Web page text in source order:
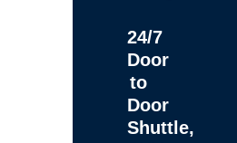
24/7
Door
to
Door
Shuttle,